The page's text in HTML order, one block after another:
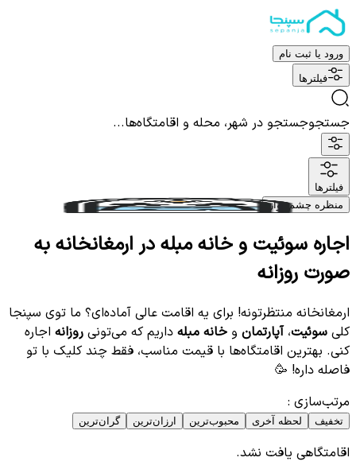
ورود یا ثبت نام
فیلترها
جستجوجستجو در شهر، محله و اقامتگاه‌ها...
فیلترها
منظره چشم نواز
اجاره سوئیت و خانه مبله در ارمغانخانه به
صورت روزانه
ارمغانخانه منتظرتونه! برای یه اقامت عالی آماده‌ای؟ ما توی سپنجا
کلی سوئیت،آپارتمان و خانه مبله داریم که می‌تونی روزانه اجاره
کنی. بهترین اقامتگاه‌ها با قیمت مناسب، فقط چند کلیک با تو
فاصله داره! 🥳
مرتب‌سازی :
تخفیف لحظه آخری محبوب‌ترین ارزان‌ترین گران‌ترین
اقامتگاهی یافت نشد.